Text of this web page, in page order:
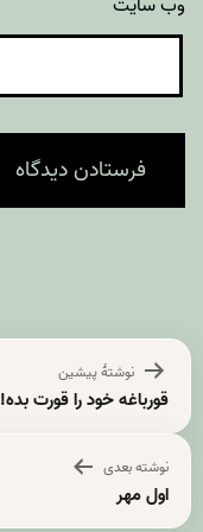
راهبری
نوشتهنوشتهٔ پیشین
قورباغه خود را قورت بده!
نوشته بعدی
اول مهر